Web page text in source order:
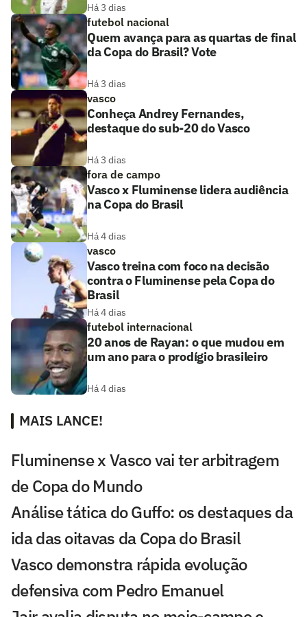
Há 3 dias
futebol nacional
Quem avança para as quartas de final
da Copa do Brasil? Vote
Há 3 dias
vasco
Conheça Andrey Fernandes,
destaque do sub-20 do Vasco
Há 3 dias
fora de campo
Vasco x Fluminense lidera audiência
na Copa do Brasil
Há 4 dias
vasco
Vasco treina com foco na decisão
contra o Fluminense pela Copa do
Brasil
Há 4 dias
futebol internacional
20 anos de Rayan: o que mudou em
um ano para o prodígio brasileiro
Há 4 dias
MAIS LANCE!
Fluminense x Vasco vai ter arbitragem
de Copa do Mundo
Análise tática do Guffo: os destaques da
ida das oitavas da Copa do Brasil
Vasco demonstra rápida evolução
defensiva com Pedro Emanuel